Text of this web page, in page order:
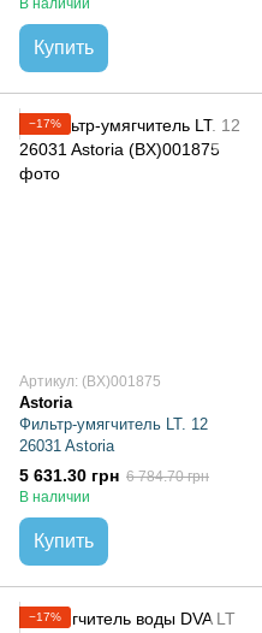
В наличии
Купить
−17%
Артикул: (BX)001875
Astoria
Фильтр-умягчитель LT. 12
26031 Astoria
5 631.30 грн 6 784.70 грн
В наличии
Купить
−17%